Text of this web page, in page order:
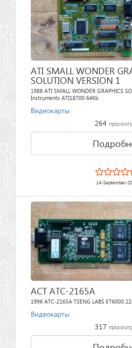
ATI SMALL WONDER
SOLUTION VERSION 1
1988 ATI SMALL WONDER GRAPHICS
Instruments ATI18700 64Kb
Видеокарты
264
14-September-
ACT ATC-2165A
1996 ATC-2165A TSENG LABS ET6000
Видеокарты
317